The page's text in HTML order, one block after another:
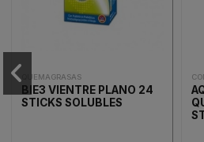
QUEMAGRASAS
BIE3 VIENTRE PLANO 24
STICKS SOLUBLES